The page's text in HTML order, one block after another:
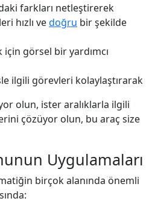
farkları netleştirerek
hızlı vedoğru bir şekilde
için görsel bir yardımcı
ilgili görevleri kolaylaştırarak
olun, ister aralıklarla ilgili
çözüyor olun, bu araç size
Uygulamaları
birçok alanında önemli